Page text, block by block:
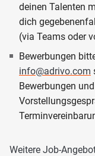
deinen Talenten
dich
(via Teams oder
Bewerbungen
info@adrivo.com
Bewerbungen
Weitere Job-